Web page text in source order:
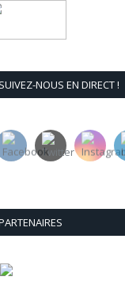
SUIVEZ-NOUS EN DIRECT !